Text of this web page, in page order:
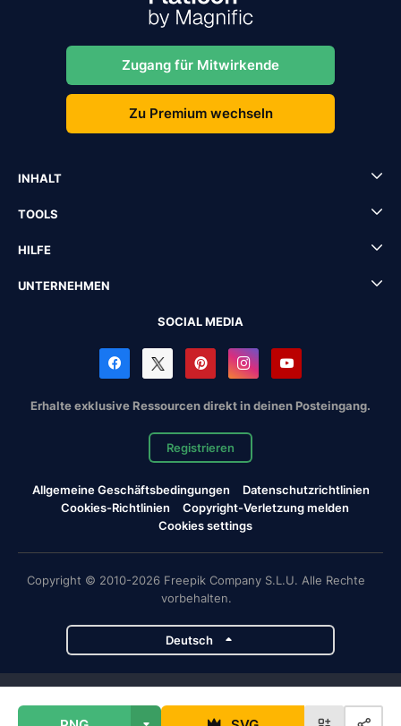
Zugang für Mitwirkende
Zu Premium wechseln
INHALT
TOOLS
HILFE
UNTERNEHMEN
SOCIAL MEDIA
Erhalte exklusive Ressourcen direkt in deinen Posteingang.
Registrieren
Allgemeine Geschäftsbedingungen
Datenschutzrichtlinien
Cookies-Richtlinien
Copyright-Verletzung melden
Cookies settings
Copyright © 2010-2026 Freepik Company S.L.U. Alle Rechte
vorbehalten.
Deutsch